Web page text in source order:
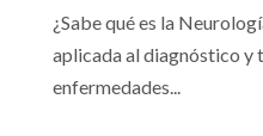
¿Sabe qué es la
aplicada al diagnóstico y
enfermedades...